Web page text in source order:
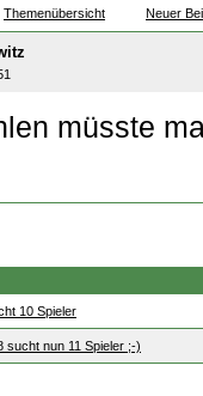
Themenübersicht Neuer
müsste
10 Spieler
sucht nun 11 Spieler ;-)